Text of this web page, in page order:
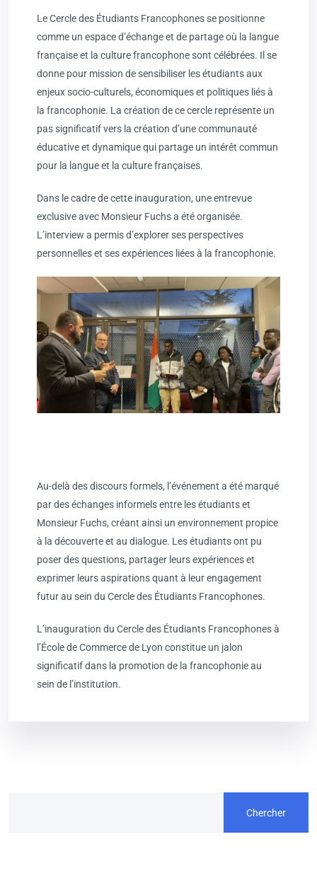
Le Cercle des Étudiants Francophones se positionne
comme un espace d’échange et de partage où la langue
française et la culture francophone sont célébrées. Il se
donne pour mission de sensibiliser les étudiants aux
enjeux socio-culturels, économiques et politiques liés à
la francophonie. La création de ce cercle représente un
pas significatif vers la création d’une communauté
éducative et dynamique qui partage un intérêt commun
pour la langue et la culture françaises.
Dans le cadre de cette inauguration, une entrevue
exclusive avec Monsieur Fuchs a été organisée.
L’interview a permis d’explorer ses perspectives
personnelles et ses expériences liées à la francophonie.
Au-delà des discours formels, l’événement a été marqué
par des échanges informels entre les étudiants et
Monsieur Fuchs, créant ainsi un environnement propice
à la découverte et au dialogue. Les étudiants ont pu
poser des questions, partager leurs expériences et
exprimer leurs aspirations quant à leur engagement
futur au sein du Cercle des Étudiants Francophones.
L’inauguration du Cercle des Étudiants Francophones à
l’École de Commerce de Lyon constitue un jalon
significatif dans la promotion de la francophonie au
sein de l’institution.
Chercher